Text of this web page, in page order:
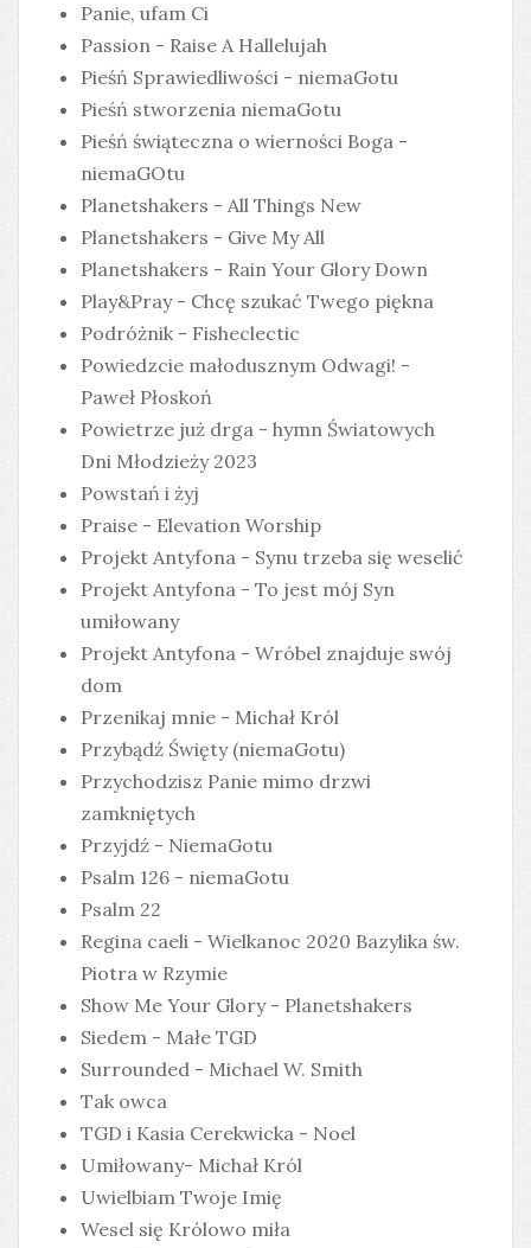
Panie, ufam Ci
Passion - Raise A Hallelujah
Pieśń Sprawiedliwości - niemaGotu
Pieśń stworzenia niemaGotu
Pieśń świąteczna o wierności Boga -
niemaGOtu
Planetshakers - All Things New
Planetshakers - Give My All
Planetshakers - Rain Your Glory Down
Play&Pray - Chcę szukać Twego piękna
Podróżnik - Fisheclectic
Powiedzcie małodusznym Odwagi! -
Paweł Płoskoń
Powietrze już drga - hymn Światowych
Dni Młodzieży 2023
Powstań i żyj
Praise - Elevation Worship
Projekt Antyfona - Synu trzeba się weselić
Projekt Antyfona - To jest mój Syn
umiłowany
Projekt Antyfona - Wróbel znajduje swój
dom
Przenikaj mnie - Michał Król
Przybądź Święty (niemaGotu)
Przychodzisz Panie mimo drzwi
zamkniętych
Przyjdź - NiemaGotu
Psalm 126 - niemaGotu
Psalm 22
Regina caeli - Wielkanoc 2020 Bazylika św.
Piotra w Rzymie
Show Me Your Glory - Planetshakers
Siedem - Małe TGD
Surrounded - Michael W. Smith
Tak owca
TGD i Kasia Cerekwicka - Noel
Umiłowany- Michał Król
Uwielbiam Twoje Imię
Wesel się Królowo miła